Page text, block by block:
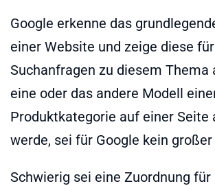
Google erkenne das
einer Website und zeige diese für
Suchanfragen zu diesem Thema
eine oder das andere Modell
Produktkategorie auf einer Seite
werde, sei für Google kein
Schwierig sei eine Zuordnung für